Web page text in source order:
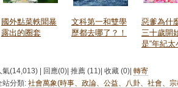
國外點菜軼聞暴
露出的圈套
文科第一和雙學
歷都去哪了？！
惡爹為什
三十歲開
是“年紀太
氣(14,013) | 回應(0)| 推薦 (11)| 收藏 (0)| 轉寄
站分類: 社會萬象(時事、政論、公益、八卦、社會、